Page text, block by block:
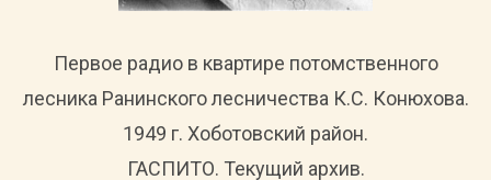
Первое радио в квартире потомственного
лесника Ранинского лесничества К.С. Конюхова.
1949 г. Хоботовский район.
ГАСПИТО. Текущий архив.